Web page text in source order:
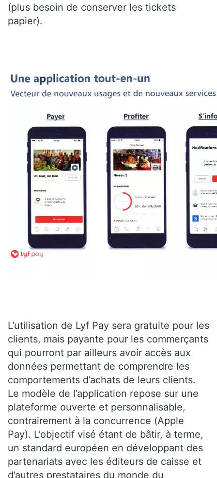
(plus besoin de conserver les tickets
papier).
L’utilisation de Lyf Pay sera gratuite pour les
clients, mais payante pour les commerçants
qui pourront par ailleurs avoir accès aux
données permettant de comprendre les
comportements d’achats de leurs clients.
Le modèle de l’application repose sur une
plateforme ouverte et personnalisable,
contrairement à la concurrence (Apple
Pay). L’objectif visé étant de bâtir, à terme,
un standard européen en développant des
partenariats avec les éditeurs de caisse et
d’autres prestataires du monde du